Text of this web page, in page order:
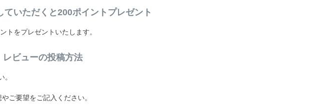
鰹のたたき
ていただくと200ポイントプレゼント
トをプレゼントいたします。
レビューの投稿方法
ご要望をご記入ください。